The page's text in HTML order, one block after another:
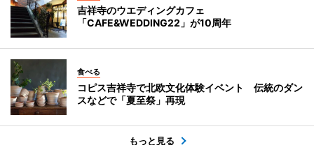
吉祥寺のウエディングカフェ
「CAFE&WEDDING22」が10周年
食べる
コピス吉祥寺で北欧文化体験イベント 伝統のダン
スなどで「夏至祭」再現
もっと見る